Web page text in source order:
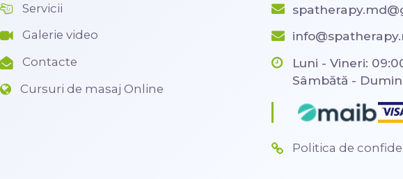
Servicii
Galerie video
Contacte
Cursuri de masaj Online
Luni - Vineri:
Sâmbătă -
Politica de